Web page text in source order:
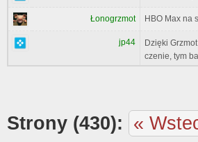
Łonogrzmot HBO Max na
jp44 Dzięki Grzmot
czenie, tym
Strony (430): «